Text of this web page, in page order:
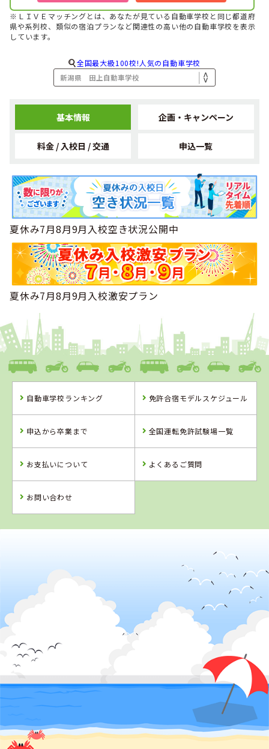
※ＬＩＶＥマッチングとは、あなたが見ている自動車学校と同じ都道府
県や系列校、類似の宿泊プランなど関連性の高い他の自動車学校を表示
しています。
全国最大級100校!人気の自動車学校
基本情報 企画・キャンペーン
料金 / 入校日 / 交通 申込一覧
夏休み7月8月9月入校空き状況公開中
夏休み7月8月9月入校激安プラン
自動車学校ランキング 免許合宿モデルスケジュール
申込から卒業まで 全国運転免許試験場一覧
お支払いについて よくあるご質問
お問い合わせ